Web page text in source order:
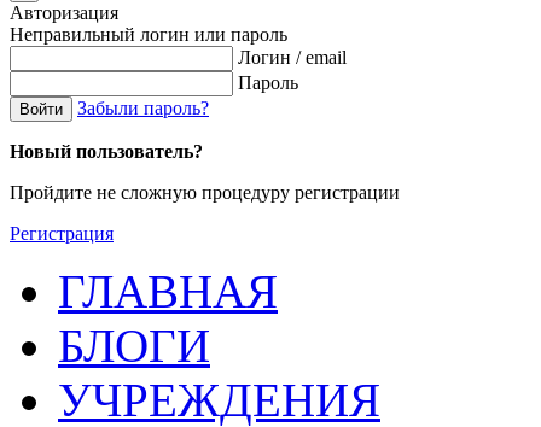
Авторизация
Неправильный логин или пароль
Логин / email
Пароль
Войти Забыли пароль?
Новый пользователь?
Пройдите не сложную процедуру регистрации
Регистрация
ГЛАВНАЯ
БЛОГИ
УЧРЕЖДЕНИЯ